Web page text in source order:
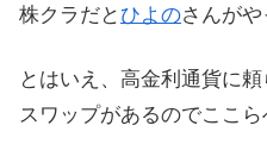
株クラだとひよのさんがや
とはいえ、高金利通貨に
スワップがあるのでここら